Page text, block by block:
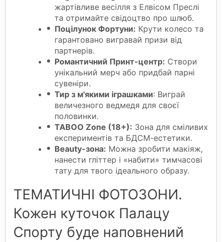
жартівливе весілля з Елвісом Преслі
та отримайте свідоцтво про шлюб.
Поцілунок Фортуни: Крути колесо та
гарантовано вигравай призи від
партнерів.
Романтичний Принт-центр: Створи
унікальний мерч або придбай парні
сувеніри.
Тир з м'якими іграшками: Виграй
величезного ведмедя для своєї
половинки.
TABOO Zone (18+): Зона для сміливих
експериментів та БДСМ-естетики.
Beauty-зона: Можна зробити макіяж,
нанести гліттер і «набити» тимчасові
тату для твого ідеального образу.
ТЕМАТИЧНІ ФОТОЗОНИ.
Кожен куточок Палацу
Спорту буде наповнений